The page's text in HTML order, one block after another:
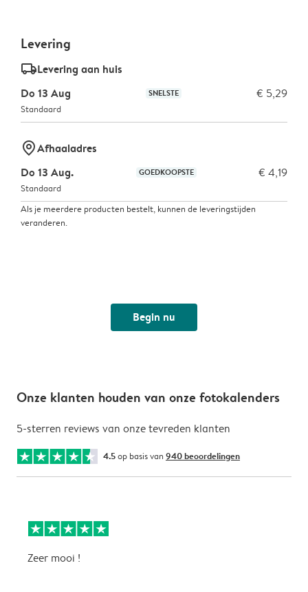
Levering
delivery_standard_v2Levering aan huis
Do 13 Aug
SNELSTE € 5,29
Standaard
marker-pinAfhaaladres
Do 13 Aug.
GOEDKOOPSTE € 4,19
Standaard
Als je meerdere producten bestelt, kunnen de leveringstijden
veranderen.
Begin nu
Onze klanten houden van onze fotokalenders
5-sterren reviews van onze tevreden klanten
4.5op basis van 940 beoordelingen
Zeer mooi !